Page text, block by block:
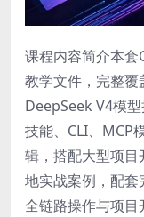
课程内容简介本
教学文件，完整覆
DeepSeek V4模
技能、CLI、MCP
辑，搭配大型项
地实战案例，配
全链路操作与项目